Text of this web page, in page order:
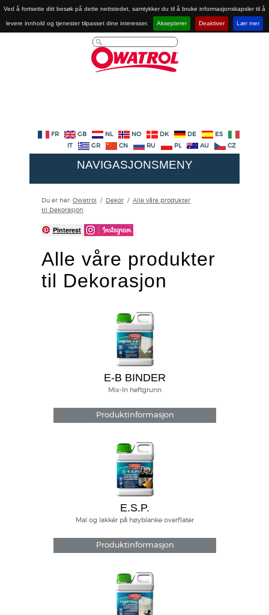
Ved å fortsette ditt besøk på dette nettstedet, samtykker du til å bruke informasjonskapsler til å
levere innhold og tjenester tilpasset dine interesser. Aksepterer Deaktiver Lær mer
FR GB NL NO DK DE
ES
IT
GR CN RU PL AU CZ
NAVIGASJONSMENY
Du er her: Owatrol / Dekor / Alle våre produkter
til Dekorasjon
Pinterest
Alle våre produkter
til Dekorasjon
E-B BINDER
Mix-In heftgrunn
Produktinformasjon
E.S.P.
Mal og lakkér på høyblanke overflater
Produktinformasjon